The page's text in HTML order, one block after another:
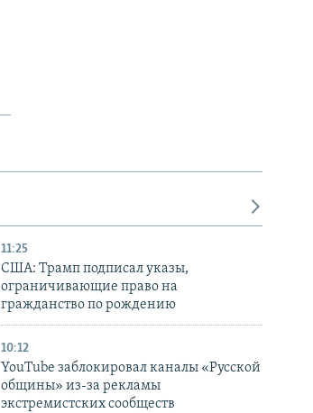
11:25
США: Трамп подписал указы,
ограничивающие право на
гражданство по рождению
10:12
YouTube заблокировал каналы «Русской
общины» из-за рекламы
экстремистских сообществ